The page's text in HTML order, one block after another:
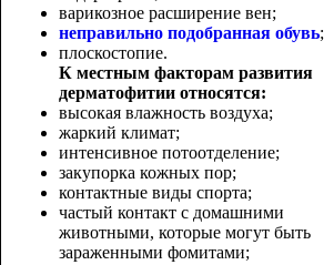
варикозное расширение вен;
неправильно подобранная обувь;
плоскостопие.
К местным факторам развития
дерматофитии относятся:
высокая влажность воздуха;
жаркий климат;
интенсивное потоотделение;
закупорка кожных пор;
контактные виды спорта;
частый контакт с домашними
животными, которые могут быть
зараженными фомитами;